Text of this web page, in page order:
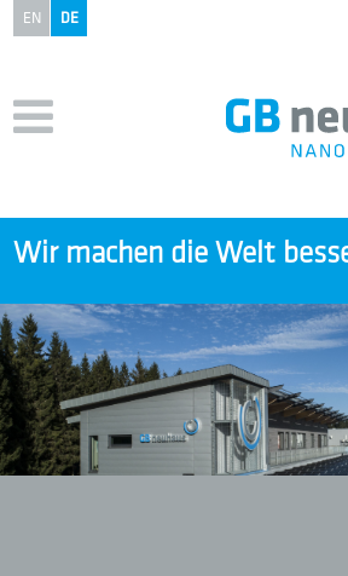
EN DE
Wir machen dieWelt